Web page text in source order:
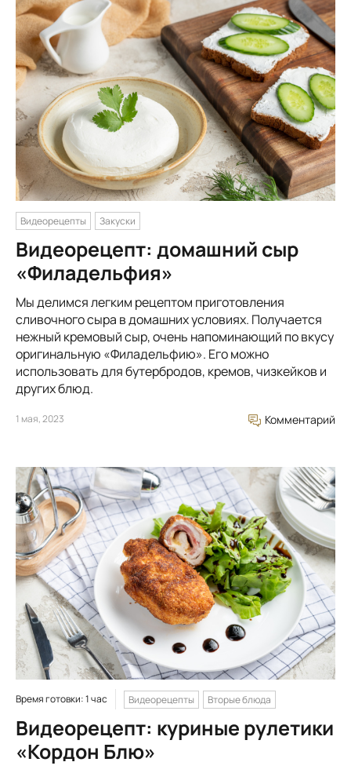
Видеорецепты Закуски
Видеорецепт: домашний сыр
«Филадельфия»
Мы делимся легким рецептом приготовления
сливочного сыра в домашних условиях. Получается
нежный кремовый сыр, очень напоминающий по вкусу
оригинальную «Филадельфию». Его можно
использовать для бутербродов, кремов, чизкейков и
других блюд.
1 мая, 2023 Комментарий
Время готовки: 1 час Видеорецепты Вторые блюда
Видеорецепт: куриные рулетики
«Кордон Блю»